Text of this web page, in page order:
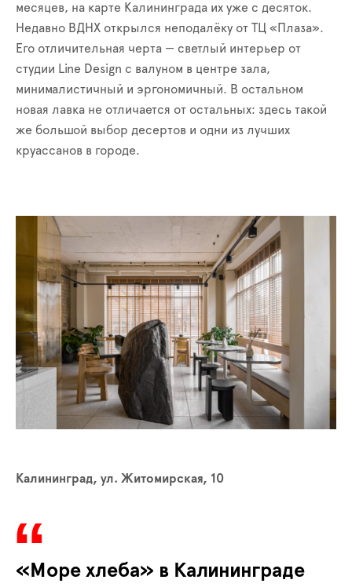
месяцев, на карте Калининграда их уже с десяток.
Недавно ВДНХ открылся неподалёку от ТЦ «Плаза».
Его отличительная черта — светлый интерьер от
студии Line Design с валуном в центре зала,
минималистичный и эргономичный. В остальном
новая лавка не отличается от остальных: здесь такой
же большой выбор десертов и одни из лучших
круассанов в городе.
Калининград, ул. Житомирская, 10
«Море хлеба» в Калининграде